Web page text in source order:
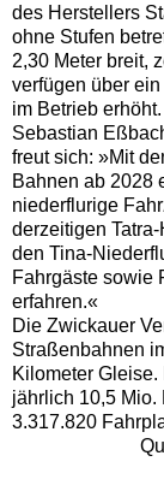
des Herstellers
ohne Stufen
2,30 Meter breit,
verfügen über
im Betrieb erhöht.
Sebastian
freut sich: »Mit
Bahnen ab 2028
niederflurige
derzeitigen
den Tina-
Fahrgäste sowie
erfahren.«
Die Zwickauer
Straßenbahnen
Kilometer
jährlich 10,5 Mio.
3.317.820